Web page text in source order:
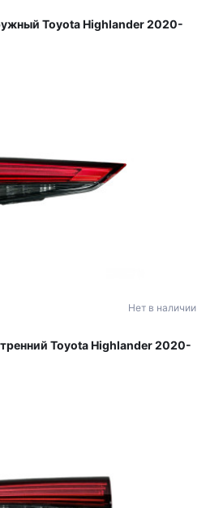
Toyota Highlander 2020-
Нет в наличии
Toyota Highlander 2020-